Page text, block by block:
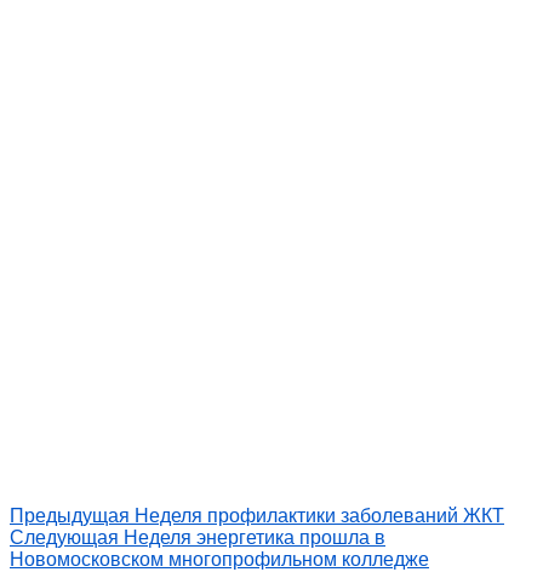
Предыдущая Неделя профилактики заболеваний ЖКТ
Следующая Неделя энергетика прошла в
Новомосковском многопрофильном колледже